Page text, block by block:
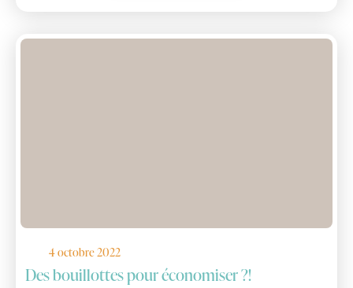
4 octobre 2022
Des bouillottes pour économiser ?!